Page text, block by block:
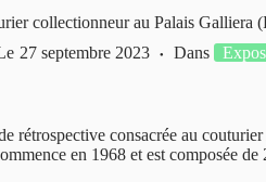
collectionneur au Palais Galliera
27 septembre 2023 Dans
rétrospective consacrée au
en 1968 et est composée de